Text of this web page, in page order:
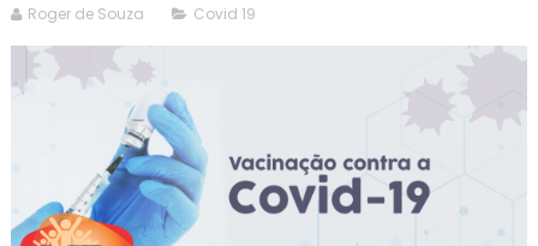
Roger de Souza
Covid 19